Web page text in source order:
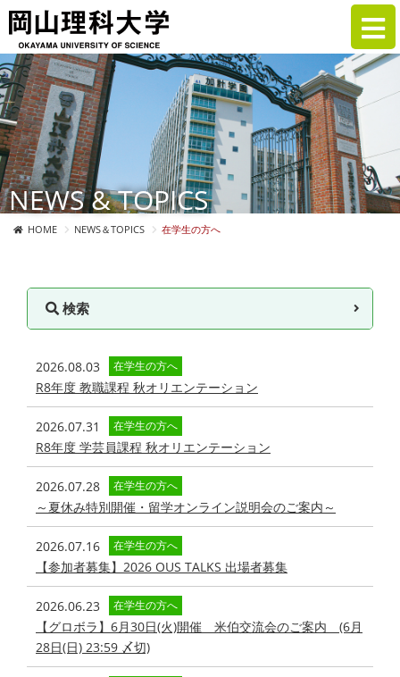
NEWS & TOPICS
HOME NEWS＆TOPICS 在学生の方へ
検索
2026.08.03 在学生の方へ
R8年度 教職課程 秋オリエンテーション
2026.07.31 在学生の方へ
R8年度 学芸員課程 秋オリエンテーション
2026.07.28 在学生の方へ
～夏休み特別開催・留学オンライン説明会のご案内～
2026.07.16 在学生の方へ
【参加者募集】2026 OUS TALKS 出場者募集
2026.06.23 在学生の方へ
【グロボラ】6月30日(火)開催 米伯交流会のご案内 (6月
28日(日) 23:59 〆切)